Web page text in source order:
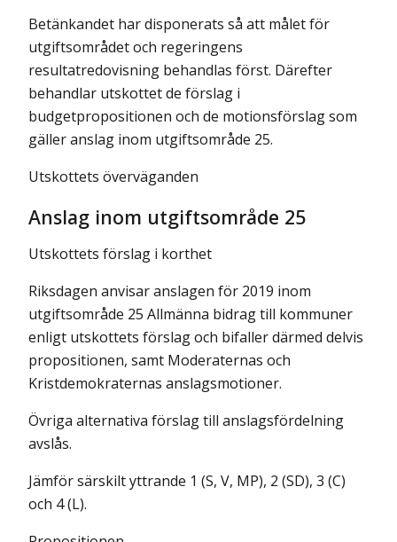
Betänkandet har disponerats så att målet för
utgiftsområdet och regeringens
resultatredovisning behandlas först. Därefter
behandlar utskottet de förslag i
budgetpropositionen och de motionsförslag som
gäller anslag inom utgiftsområde 25.
Utskottets överväganden
Anslag inom utgiftsområde 25
Utskottets förslag i korthet
Riksdagen anvisar anslagen för 2019 inom
utgiftsområde 25 Allmänna bidrag till kommuner
enligt utskottets förslag och bifaller därmed delvis
propositionen, samt Moderaternas och
Kristdemokraternas anslagsmotioner.
Övriga alternativa förslag till anslagsfördelning
avslås.
Jämför särskilt yttrande 1 (S, V, MP), 2 (SD), 3 (C)
och 4 (L).